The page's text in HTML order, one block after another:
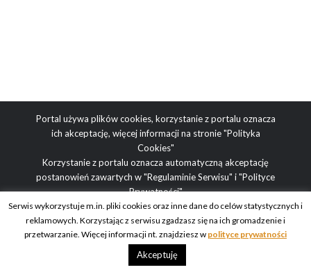
Portal używa plików cookies, korzystanie z portalu oznacza
ich akceptację, więcej informacji na stronie"Polityka
Cookies"
Korzystanie z portalu oznacza automatyczną akceptację
postanowień zawartych w"Regulaminie Serwisu" i"Polityce
Prywatności"
Adres redakcji: ul. Obrazkowa 2, 03-188 Warszawa | tel.
redakcyjny: +48 512 936 995 | e-mail: blog@obcasy.pl
Serwis wykorzystuje m.in. pliki cookies oraz inne dane do celów statystycznych i
reklamowych. Korzystając z serwisu zgadzasz się na ich gromadzenie i
przetwarzanie. Więcej informacji nt. znajdziesz w polityce prywatności
Akceptuję